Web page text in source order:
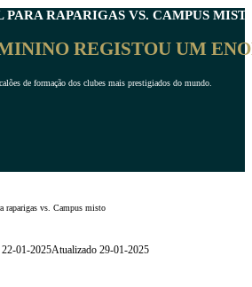
PARA RAPARIGAS VS. CAMPUS
REGISTOU UM
de formação dos clubes mais prestigiados do mundo.
raparigas vs. Campus misto
22-01-2025Atualizado 29-01-2025